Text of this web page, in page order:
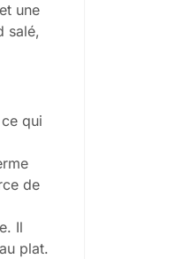
une
salé,
qui
de
Il
plat.